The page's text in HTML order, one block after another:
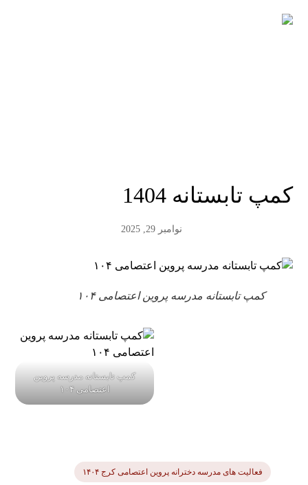
کمپ تابستانه 1404
نوامبر 29, 2025
کمپ تابستانه مدرسه پروین اعتصامی ۱۰۴
کمپ تابستانه مدرسه پروین
اعتصامی ۱۰۴
فعالیت های مدرسه دخترانه پروین اعتصامی کرج ۱۴۰۴